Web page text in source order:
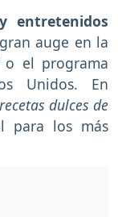
entretenidos
auge en la
o el programa
Unidos. En
dulces de
para los más